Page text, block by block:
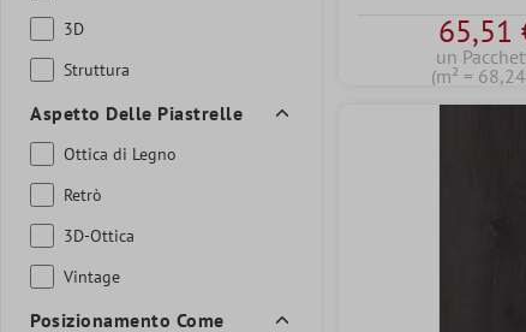
3D
Struttura
Aspetto Delle Piastrelle
Ottica di Legno
Retrò
3D-Ottica
Vintage
Posizionamento Come
65,51
un
(m² =